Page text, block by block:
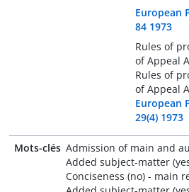
European
84 1973
Rules of
of Appeal
Rules of
of Appeal
European
29(4) 1973
Mots-clés Admission of main and
Added subject-matter
Conciseness (no) - main